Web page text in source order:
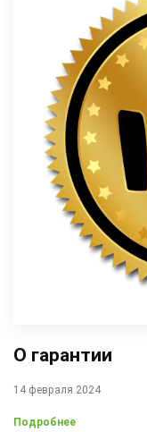
О гарантии
14 февраля 2024
Подробнее